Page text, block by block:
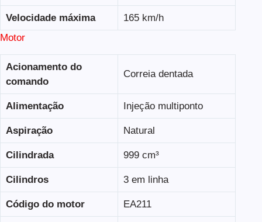
Velocidade máxima
165 km/h
Motor
Acionamento do
comando
Correia dentada
Alimentação Injeção multiponto
Aspiração Natural
Cilindrada 999 cm³
Cilindros 3 em linha
Código do motor EA211